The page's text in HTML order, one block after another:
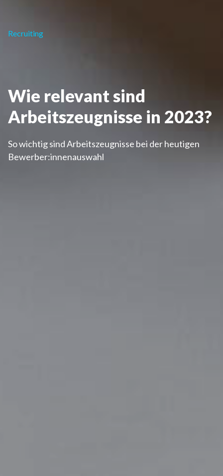
Recruiting
Wie relevant sind
Arbeitszeugnisse in 2023?
So wichtig sind Arbeitszeugnisse bei der heutigen
Bewerber:innenauswahl